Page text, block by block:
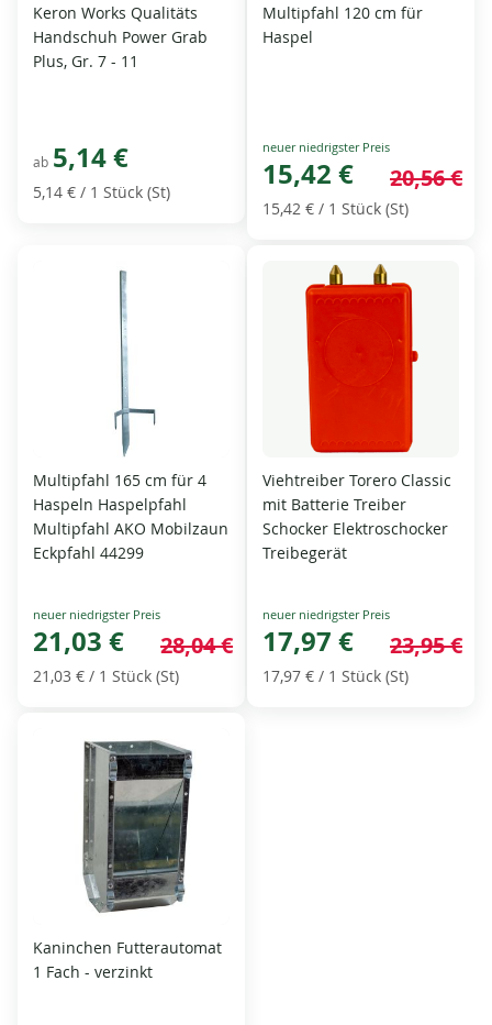
Keron Works Qualitäts
Handschuh Power Grab
Plus, Gr. 7 - 11
ab 5,14 €
5,14 € / 1 Stück (St)
Multipfahl 120 cm für
Haspel
Special
Price
15,42 € 20,56 €
15,42 € / 1 Stück (St)
Multipfahl 165 cm für 4
Haspeln Haspelpfahl
Multipfahl AKO Mobilzaun
Eckpfahl 44299
Special
Price
21,03 € 28,04 €
21,03 € / 1 Stück (St)
Viehtreiber Torero Classic
mit Batterie Treiber
Schocker Elektroschocker
Treibegerät
Special
Price
17,97 € 23,95 €
17,97 € / 1 Stück (St)
Kaninchen Futterautomat
1 Fach - verzinkt